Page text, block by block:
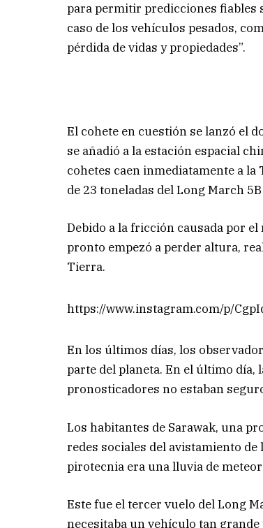
para permitir predicciones fiables
caso de los vehículos pesados,
pérdida de vidas y propiedades”.
El cohete en cuestión se lanzó el
se añadió a la estación espacial
cohetes caen inmediatamente a
de 23 toneladas del Long March
Debido a la fricción causada por
pronto empezó a perder altura,
Tierra.
https://www.instagram.com/p/
En los últimos días, los
parte del planeta. En el último
pronosticadores no estaban
Los habitantes de Sarawak, una
redes sociales del avistamiento
pirotecnia era una lluvia de
Este fue el tercer vuelo del Long
necesitaba un vehículo tan